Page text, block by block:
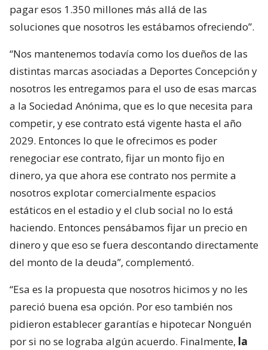
pagar esos 1.350 millones más allá de las
soluciones que nosotros les estábamos ofreciendo”.
“Nos mantenemos todavía como los dueños de las
distintas marcas asociadas a Deportes Concepción y
nosotros les entregamos para el uso de esas marcas
a la Sociedad Anónima, que es lo que necesita para
competir, y ese contrato está vigente hasta el año
2029. Entonces lo que le ofrecimos es poder
renegociar ese contrato, fijar un monto fijo en
dinero, ya que ahora ese contrato nos permite a
nosotros explotar comercialmente espacios
estáticos en el estadio y el club social no lo está
haciendo. Entonces pensábamos fijar un precio en
dinero y que eso se fuera descontando directamente
del monto de la deuda”, complementó.
“Esa es la propuesta que nosotros hicimos y no les
pareció buena esa opción. Por eso también nos
pidieron establecer garantías e hipotecar Nonguén
por si no se lograba algún acuerdo. Finalmente, la